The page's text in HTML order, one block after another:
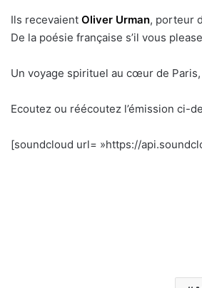
Ils recevaient Oliver Urman, porteur
De la poésie française s’il vous
Un voyage spirituel au cœur de
Ecoutez ou réécoutez l’émission ci-
[soundcloud url= »https://